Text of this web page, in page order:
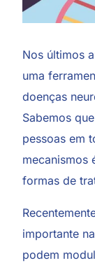
Nos últimos
uma
doenças
Sabemos
pessoas em
mecanismos
formas de
importante
podem